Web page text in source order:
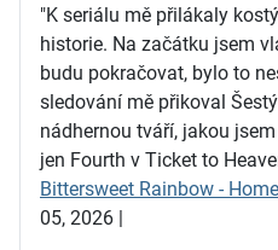
"K seriálu mě přilákaly
historie. Na začátku jsem
budu pokračovat, bylo to
sledování mě přikoval
nádhernou tváří, jakou
jen Fourth v Ticket to
Bittersweet Rainbow -
05, 2026 |